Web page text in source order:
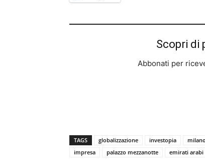
Scopri di
Abbonati per
TAGS globalizzazione investopia
impresa
palazzo mezzanotte emirati